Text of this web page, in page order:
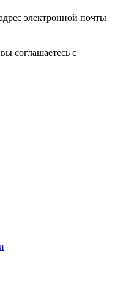
электронной почты
соглашаетесь с